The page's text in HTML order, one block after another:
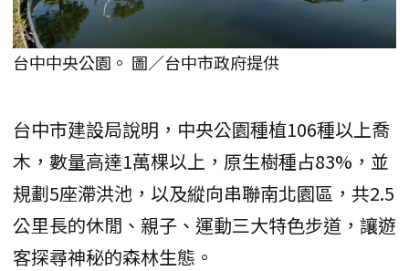
台中中央公園。 圖／台中市政府提供
台中市建設局說明，中央公園種植106種以上喬
木，數量高達1萬棵以上，原生樹種占83%，並
規劃5座滯洪池，以及縱向串聯南北園區，共2.5
公里長的休閒、親子、運動三大特色步道，讓遊
客探尋神秘的森林生態。